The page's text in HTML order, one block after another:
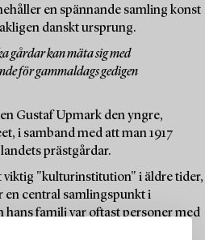
en spännande samling konst
danskt ursprung.
gårdar kan mäta sig med
för gammaldags gedigen
Gustaf Upmark den yngre,
i samband med att man 1917
prästgårdar.
viktig "kulturinstitution" i äldre tider,
en central samlingspunkt i
hans familj var oftast personer med
bildning, kunskap och